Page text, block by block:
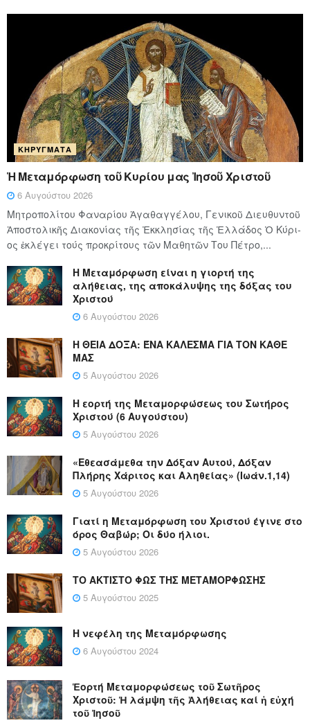
ΚΗΡΎΓΜΑΤΑ
Ἡ Μεταμόρφωση τοῦ Κυρίου μας Ἰησοῦ Χριστοῦ
6 Αυγούστου 2026
Μητροπολίτου Φαναρίου Ἀγαθαγγέλου, Γενικοῦ Διευθυντοῦ
Ἀποστολικῆς Διακονίας τῆς Ἐκκλησίας τῆς Ἑλλάδος Ὁ Κύ­ρι­
ος ἐκλέγει τούς προ­κρί­τους τῶν Μα­θη­τῶν Του Πέ­τρο,...
Η Μεταμόρφωση είναι η γιορτή της
αλήθειας, της αποκάλυψης της δόξας του
Χριστού
6 Αυγούστου 2026
Η ΘΕΙΑ ΔΟΞΑ: ΈΝΑ ΚΑΛΕΣΜΑ ΓΙΑ ΤΟΝ ΚΑΘΕ
ΜΑΣ
5 Αυγούστου 2026
Η εορτή της Μεταμορφώσεως του Σωτήρος
Χριστού (6 Αυγούστου)
5 Αυγούστου 2026
«Εθεασάμεθα την Δόξαν Αυτού, Δόξαν
Πλήρης Χάριτος και Αληθείας» (Ιωάν.1,14)
5 Αυγούστου 2026
Γιατί η Μεταμόρφωση του Χριστού έγινε στο
όρος Θαβώρ; Οι δύο ήλιοι.
5 Αυγούστου 2026
ΤΟ ΑΚΤΙΣΤΟ ΦΩΣ ΤΗΣ ΜΕΤΑΜΟΡΦΩΣΗΣ
5 Αυγούστου 2025
Η νεφέλη της Μεταμόρφωσης
6 Αυγούστου 2024
Ἑορτή Μεταμορφώσεως τοῦ Σωτῆρος
Χριστοῦ: Ἡ λάμψη τῆς Ἀλήθειας καί ἡ εὐχή
τοῦ Ἰησοῦ